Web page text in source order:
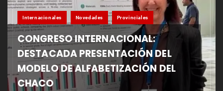
Internacionales Novedades Provinciales
CONGRESO INTERNACIONAL:
DESTACADA PRESENTACIÓN DEL
MODELO DE ALFABETIZACIÓN DEL
CHACO